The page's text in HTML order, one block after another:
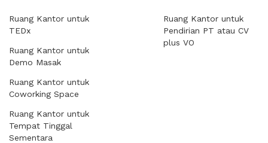
Ruang Kantor untuk
TEDx
Ruang Kantor untuk
Demo Masak
Ruang Kantor untuk
Coworking Space
Ruang Kantor untuk
Tempat Tinggal
Sementara
Ruang Kantor untuk
Pendirian PT atau CV
plus VO